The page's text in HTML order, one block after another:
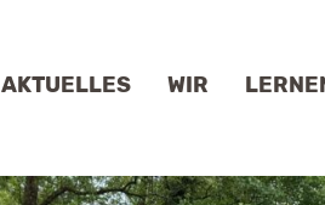
AKTUELLES WIR
SCHULLEITUNGDIGITALES LERNEN